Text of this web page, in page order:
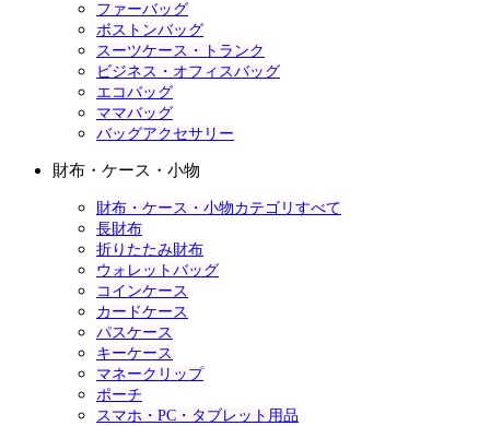
ファーバッグ
ボストンバッグ
スーツケース・トランク
ビジネス・オフィスバッグ
エコバッグ
ママバッグ
バッグアクセサリー
財布・ケース・小物
財布・ケース・小物カテゴリすべて
長財布
折りたたみ財布
ウォレットバッグ
コインケース
カードケース
パスケース
キーケース
マネークリップ
ポーチ
スマホ・PC・タブレット用品